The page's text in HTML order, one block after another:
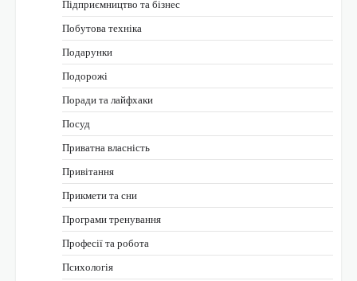
Підприємництво та бізнес
Побутова техніка
Подарунки
Подорожі
Поради та лайфхаки
Посуд
Приватна власність
Привітання
Прикмети та сни
Програми тренування
Професії та робота
Психологія